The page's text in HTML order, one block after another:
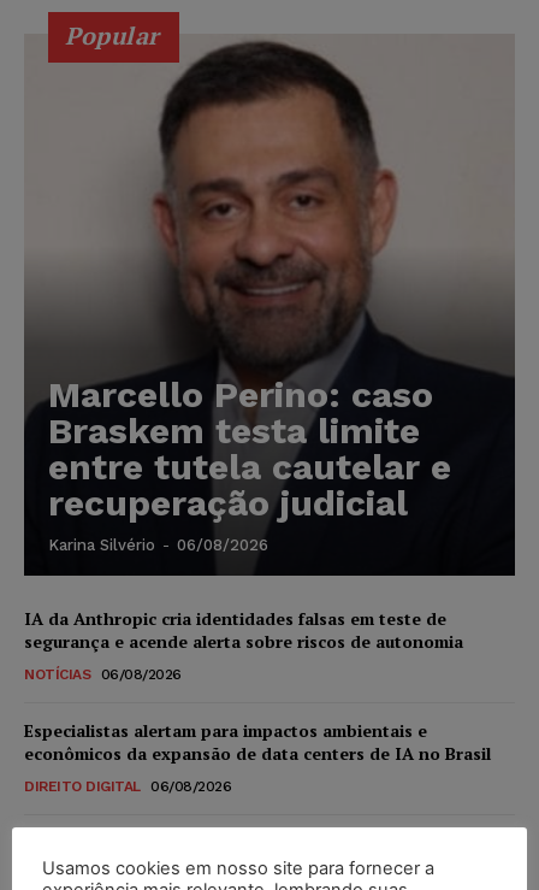
Popular
Marcello Perino: caso
Braskem testa limite
entre tutela cautelar e
recuperação judicial
Karina Silvério - 06/08/2026
IA da Anthropic cria identidades falsas em teste de
segurança e acende alerta sobre riscos de autonomia
NOTÍCIAS 06/08/2026
Especialistas alertam para impactos ambientais e
econômicos da expansão de data centers de IA no Brasil
DIREITO DIGITAL 06/08/2026
invioláveis após assinatura digital e lacração
Usamos cookies em nosso site para fornecer a